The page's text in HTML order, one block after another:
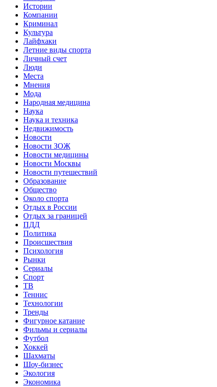
Истории
Компании
Криминал
Культура
Лайфхаки
Летние виды спорта
Личный счет
Люди
Места
Мнения
Мода
Народная медицина
Наука
Наука и техника
Недвижимость
Новости
Новости ЗОЖ
Новости медицины
Новости Москвы
Новости путешествий
Образование
Общество
Около спорта
Отдых в России
Отдых за границей
ПДД
Политика
Происшествия
Психология
Рынки
Сериалы
Спорт
ТВ
Теннис
Технологии
Тренды
Фигурное катание
Фильмы и сериалы
Футбол
Хоккей
Шахматы
Шоу-бизнес
Экология
Экономика